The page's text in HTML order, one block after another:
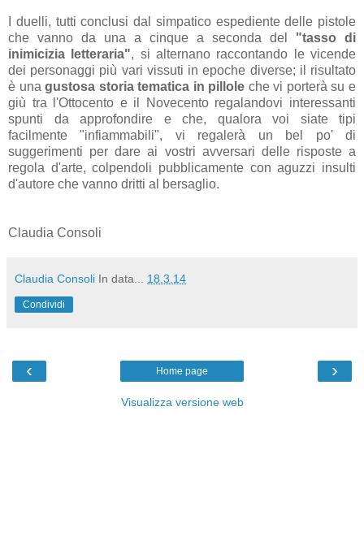
I duelli, tutti conclusi dal simpatico espediente delle pistole
che vanno da una a cinque a seconda del "tasso di
inimicizia letteraria", si alternano raccontando le vicende
dei personaggi più vari vissuti in epoche diverse; il risultato
è unagustosa storia tematica in pillole che vi porterà su e
giù tra l'Ottocento e il Novecento regalandovi interessanti
spunti da approfondire e che, qualora voi siate tipi
facilmente "infiammabili", vi regalerà un bel po' di
suggerimenti per dare ai vostri avversari delle risposte a
regola d'arte, colpendoli pubblicamente con aguzzi insulti
d'autore che vanno dritti al bersaglio.
Claudia Consoli
Claudia Consoli In data... 18.3.14
Condividi
‹ ›
Home page
Visualizza versione web